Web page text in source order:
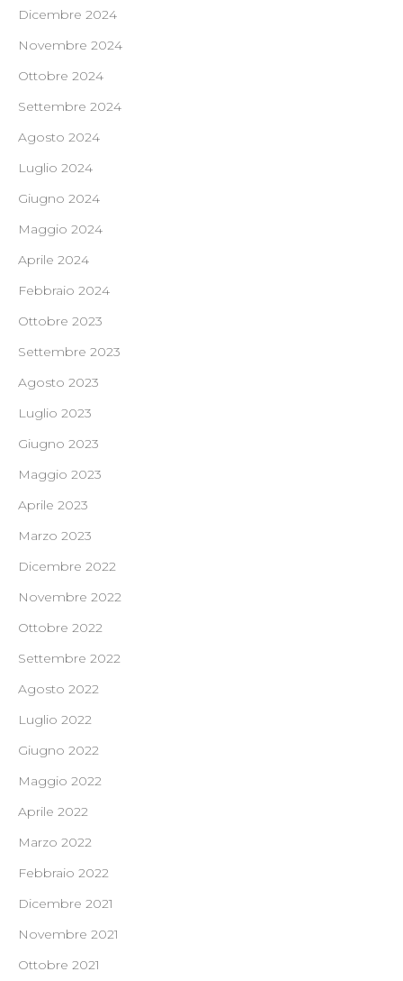
Dicembre 2024
Novembre 2024
Ottobre 2024
Settembre 2024
Agosto 2024
Luglio 2024
Giugno 2024
Maggio 2024
Aprile 2024
Febbraio 2024
Ottobre 2023
Settembre 2023
Agosto 2023
Luglio 2023
Giugno 2023
Maggio 2023
Aprile 2023
Marzo 2023
Dicembre 2022
Novembre 2022
Ottobre 2022
Settembre 2022
Agosto 2022
Luglio 2022
Giugno 2022
Maggio 2022
Aprile 2022
Marzo 2022
Febbraio 2022
Dicembre 2021
Novembre 2021
Ottobre 2021